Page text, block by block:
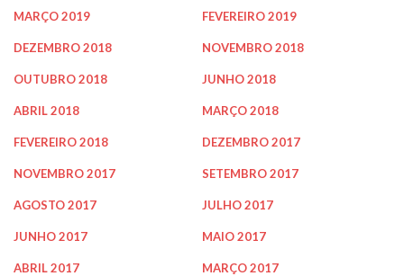
MARÇO 2019 FEVEREIRO 2019
DEZEMBRO 2018 NOVEMBRO 2018
OUTUBRO 2018 JUNHO 2018
ABRIL 2018 MARÇO 2018
FEVEREIRO 2018 DEZEMBRO 2017
NOVEMBRO 2017 SETEMBRO 2017
AGOSTO 2017 JULHO 2017
JUNHO 2017 MAIO 2017
ABRIL 2017 MARÇO 2017